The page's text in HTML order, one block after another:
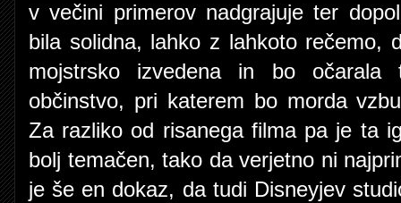
v večini primerov nadgrajuje ter
bila solidna, lahko z lahkoto rečemo,
mojstrsko izvedena in bo
občinstvo, pri katerem bo morda
Za razliko od risanega filma pa je ta
bolj temačen, tako da verjetno ni
je še en dokaz, da tudi Disneyjev